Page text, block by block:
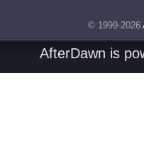
© 1999-2026
AfterDawn is